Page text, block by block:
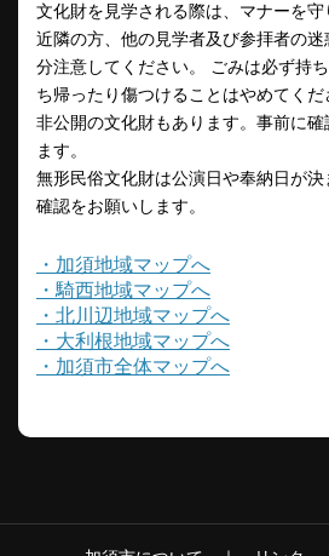
文化財を見学される際は、マナーを守
近隣の方、他の見学者及び参拝者の
分注意してください。 ごみは必ず持
ち帰ったり傷つけることはやめてくだ
非公開の文化財もあります。事前に
ます。
無形民俗文化財は公演日や奉納日が
確認をお願いします。
・加須地域マップへ
・騎西地域マップへ
・北川辺地域マップへ
・大利根地域マップへ
・加須市全体マップへ